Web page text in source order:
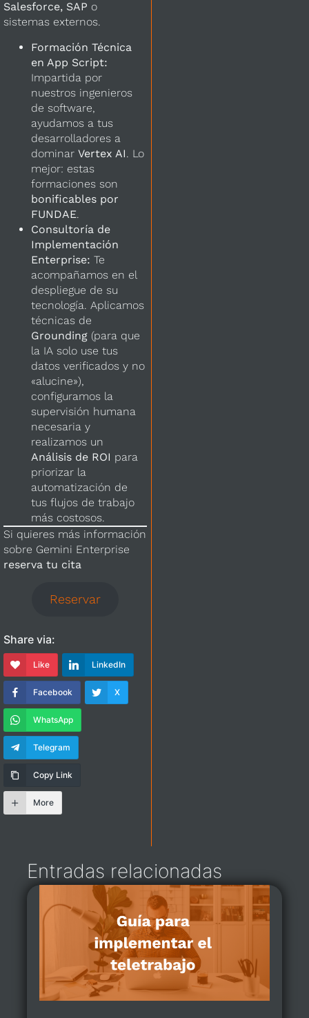
Salesforce, SAP o
sistemas externos.
Formación Técnica
en App Script:
Impartida por
nuestros ingenieros
de software,
ayudamos a tus
desarrolladores a
dominarVertex AI. Lo
mejor: estas
formaciones son
bonificables por
FUNDAE.
Consultoría de
Implementación
Enterprise: Te
acompañamos en el
despliegue de su
tecnología. Aplicamos
técnicas de
Grounding (para que
la IA solo use tus
datos verificados y no
«alucine»),
configuramos la
supervisión humana
necesaria y
realizamos un
Análisis de ROI para
priorizar la
automatización de
tus flujos de trabajo
más costosos.
Si quieres más información
sobre Gemini Enterprise
reserva tu cita
Reservar
Share via:
Like LinkedIn
Facebook X
WhatsApp
Telegram
Copy Link
More
Entradas relacionadas